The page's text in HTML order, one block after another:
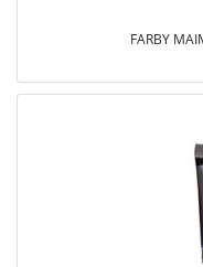
FARBY